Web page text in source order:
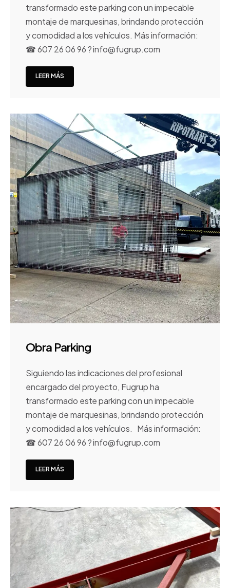
transformado este parking con un impecable
montaje de marquesinas, brindando protección
y comodidad a los vehículos. Más información:
☎ 607 26 06 96 ? info@fugrup.com
LEER MÁS
Obra Parking
Siguiendo las indicaciones del profesional
encargado del proyecto, Fugrup ha
transformado este parking con un impecable
montaje de marquesinas, brindando protección
y comodidad a los vehículos. Más información:
☎ 607 26 06 96 ? info@fugrup.com
LEER MÁS